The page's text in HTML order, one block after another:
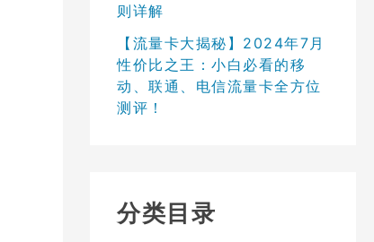
则详解
【流量卡大揭秘】2024年7月
性价比之王：小白必看的移
动、联通、电信流量卡全方位
测评！
分类目录